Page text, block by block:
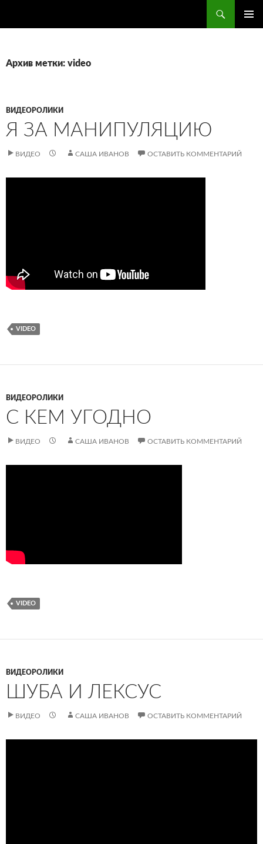
Архив метки: video
ВИДЕОРОЛИКИ
Я ЗА МАНИПУЛЯЦИЮ
ВИДЕО САША ИВАНОВ ОСТАВИТЬ КОММЕНТАРИЙ
VIDEO
ВИДЕОРОЛИКИ
С КЕМ УГОДНО
ВИДЕО САША ИВАНОВ ОСТАВИТЬ КОММЕНТАРИЙ
VIDEO
ВИДЕОРОЛИКИ
ШУБА И ЛЕКСУС
ВИДЕО САША ИВАНОВ ОСТАВИТЬ КОММЕНТАРИЙ